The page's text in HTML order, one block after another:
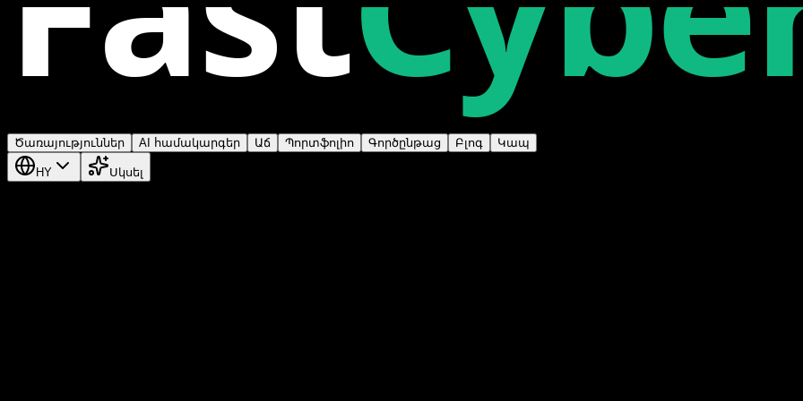
Ծառայություններ AI համակարգեր Աճ Պորտֆոլիո Գործընթաց Բլոգ Կապ
HY Սկսել